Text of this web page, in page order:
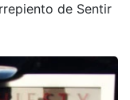
de Sentir